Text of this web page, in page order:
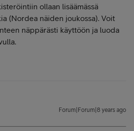
ollaan lisäämässä
(Nordea näiden joukossa). Voit
näppärästi käyttöön ja luoda
Forum|Forum|8 years ago